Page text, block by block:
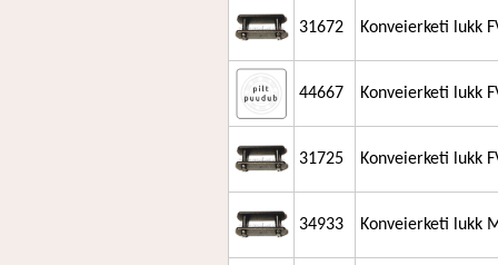
31672 Konveierketi lukk
44667 Konveierketi lukk
31725 Konveierketi lukk
34933 Konveierketi lukk